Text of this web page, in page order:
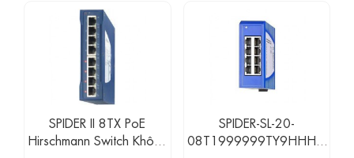
10/100/1000BASE-T
SPIDER II 8TX PoE
Hirschmann Switch Không
SPIDER-SL-20-
08T1999999TY9HHHH